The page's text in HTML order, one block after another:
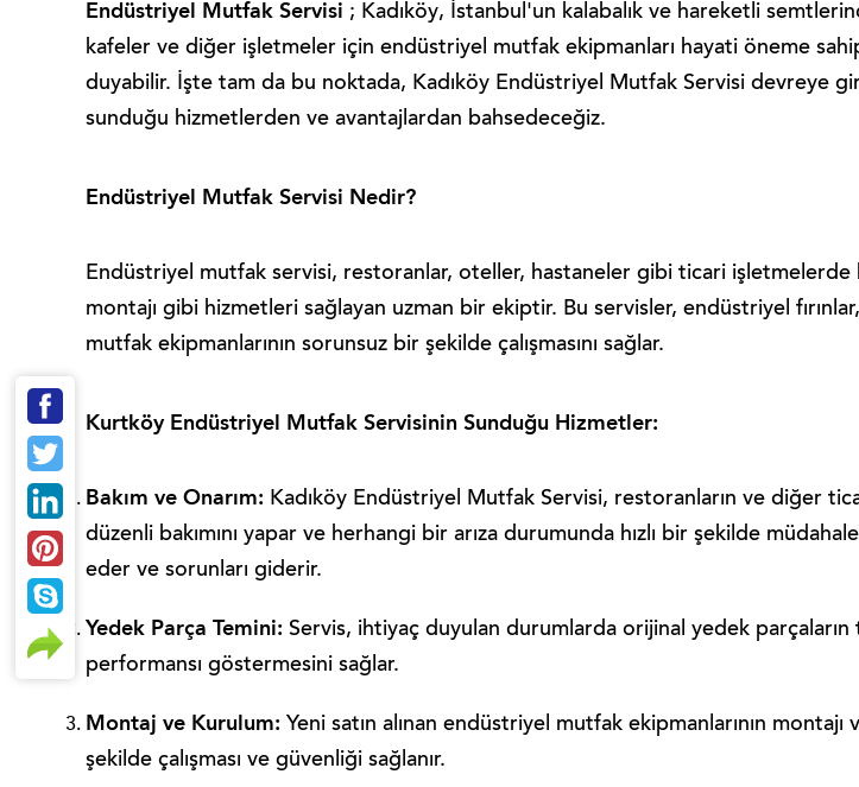
Endüstriyel Mutfak Servisi ; Kadıköy, İstanbul'un kalabalık ve hareketli
kafeler ve diğer işletmeler için endüstriyel mutfak ekipmanları hayati öneme
duyabilir. İşte tam da bu noktada, Kadıköy Endüstriyel Mutfak Servisi devreye
sunduğu hizmetlerden ve avantajlardan bahsedeceğiz.
Endüstriyel Mutfak Servisi Nedir?
Endüstriyel mutfak servisi, restoranlar, oteller, hastaneler gibi ticari işletmelerde
montajı gibi hizmetleri sağlayan uzman bir ekiptir. Bu servisler, endüstriyel
mutfak ekipmanlarının sorunsuz bir şekilde çalışmasını sağlar.
Kurtköy Endüstriyel Mutfak Servisinin Sunduğu Hizmetler:
Bakım ve Onarım: Kadıköy Endüstriyel Mutfak Servisi, restoranların ve diğer
düzenli bakımını yapar ve herhangi bir arıza durumunda hızlı bir şekilde
eder ve sorunları giderir.
Yedek Parça Temini: Servis, ihtiyaç duyulan durumlarda orijinal yedek parçaların
performansı göstermesini sağlar.
Montaj ve Kurulum: Yeni satın alınan endüstriyel mutfak ekipmanlarının
şekilde çalışması ve güvenliği sağlanır.